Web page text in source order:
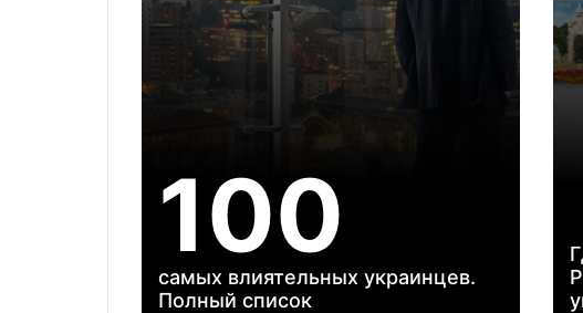
100
самых влиятельных украинцев.
Полный список